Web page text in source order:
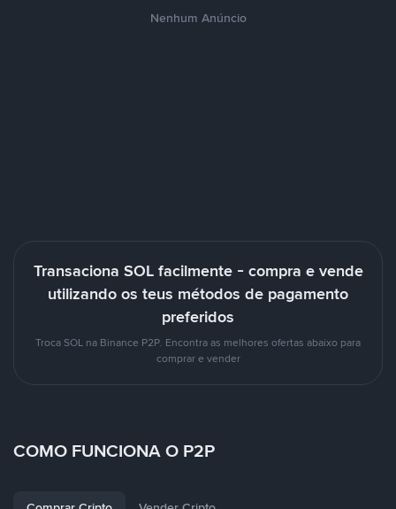
Nenhum Anúncio
Transaciona SOL facilmente - compra e vende
utilizando os teus métodos de pagamento
preferidos
Troca SOL na Binance P2P. Encontra as melhores ofertas abaixo para
comprar e vender
COMO FUNCIONA O P2P